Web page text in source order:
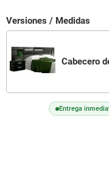
Versiones / Medidas
Cabecero
Entrega